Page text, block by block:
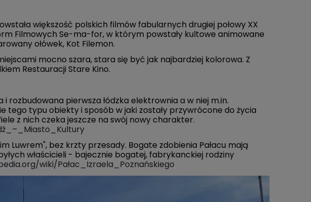
większość polskich filmów fabularnych drugiej połowy XX
Filmowych Se-ma-for, w którym powstały kultowe animowane
ołówek, Kot Filemon.
mocno szara, stara się być jak najbardziej kolorowa. Z
Restauracji Stare Kino.
rozbudowana pierwsza łódzka elektrownia a w niej m.in.
tego typu obiekty i sposób w jaki zostały przywrócone do życia
z nich czeka jeszcze na swój nowy charakter.
Luwrem", bez krzty przesady. Bogate zdobienia Pałacu mają
właścicieli - bajecznie bogatej, fabrykanckiej rodziny
wiki/Pałac_Izraela_Poznańskiego